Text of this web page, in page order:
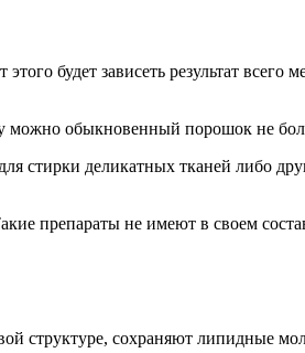
будет зависеть результат
можно обыкновенный порошок не
деликатных тканей либо
препараты не имеют в своем
структуре, сохраняют липидные